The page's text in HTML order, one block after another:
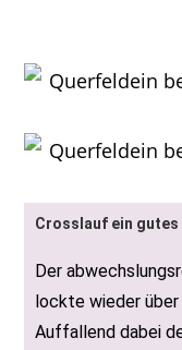
Crosslauf ein
Der
lockte wieder
Auffallend dabei